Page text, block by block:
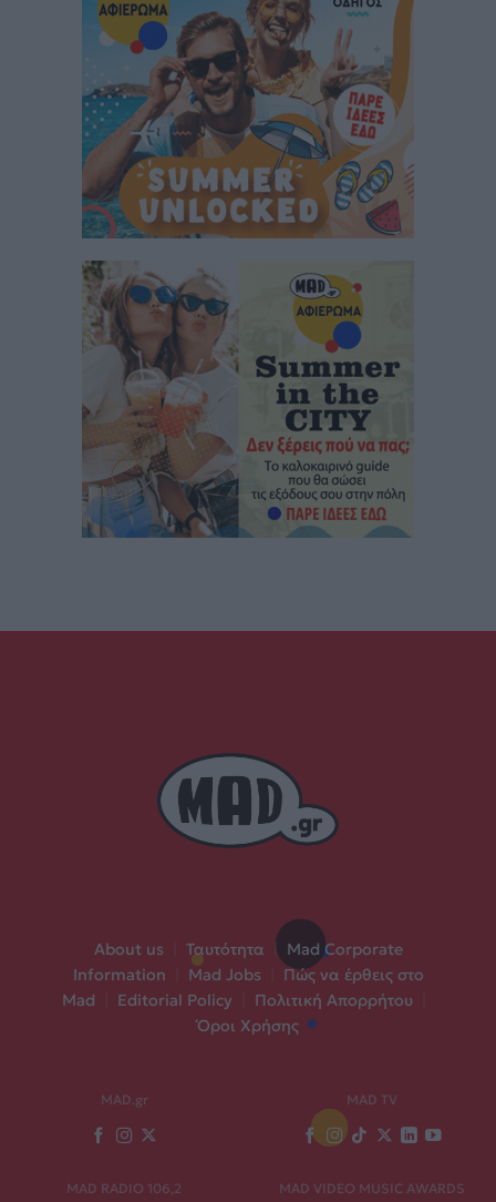
About us Ταυτότητα | Mad Corporate
Information
Mad Jobs
Πώς να έρθεις στο
Mad
Editorial Policy Πολιτική Απορρήτου
Όροι Χρήσης
MAD.gr MAD TV
MAD RADIO 106,2 MAD VIDEO MUSIC AWARDS